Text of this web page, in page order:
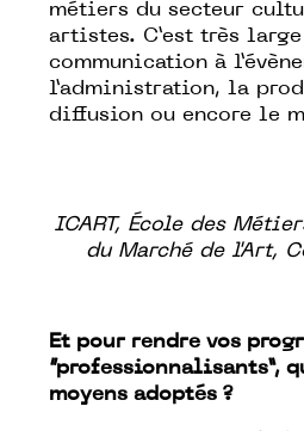
métiers du secteur
artistes. C’est très
communication à
l’administration, la
diffusion ou encore le
ICART, École des
du Marché de l'Art,
Et pour rendre vos
“professionnalisants”,
moyens adoptés ?